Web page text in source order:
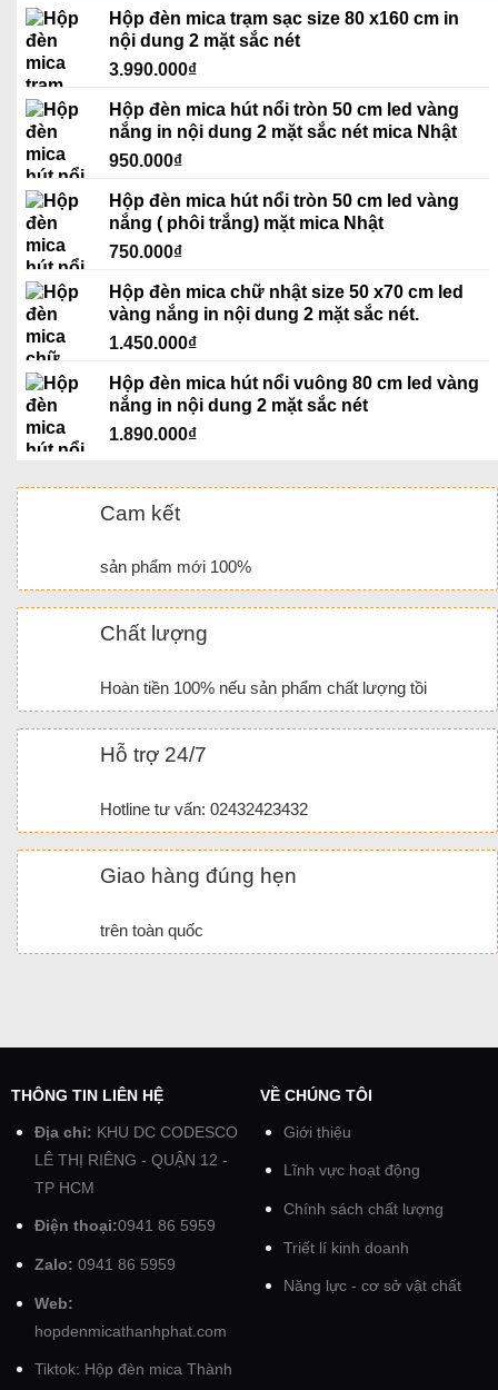
Hộp đèn mica trạm sạc size 80 x160 cm in
nội dung 2 mặt sắc nét
3.990.000₫
Hộp đèn mica hút nổi tròn 50 cm led vàng
nắng in nội dung 2 mặt sắc nét mica Nhật
950.000₫
Hộp đèn mica hút nổi tròn 50 cm led vàng
nắng ( phôi trắng) mặt mica Nhật
750.000₫
Hộp đèn mica chữ nhật size 50 x70 cm led
vàng nắng in nội dung 2 mặt sắc nét.
1.450.000₫
Hộp đèn mica hút nổi vuông 80 cm led vàng
nắng in nội dung 2 mặt sắc nét
1.890.000₫
Cam kết
sản phẩm mới 100%
Chất lượng
Hoàn tiền 100% nếu sản phẩm chất lượng tồi
Hỗ trợ 24/7
Hotline tư vấn: 02432423432
Giao hàng đúng hẹn
trên toàn quốc
THÔNG TIN LIÊN HỆ
Địa chỉ: KHU DC CODESCO
LÊ THỊ RIÊNG - QUẬN 12 -
TP HCM
Điện thoại:0941 86 5959
Zalo: 0941 86 5959
Web:
hopdenmicathanhphat.com
Tiktok: Hộp đèn mica Thành
VỀ CHÚNG TÔI
Giới thiệu
Lĩnh vực hoạt động
Chính sách chất lượng
Triết lí kinh doanh
Năng lực - cơ sở vật chất